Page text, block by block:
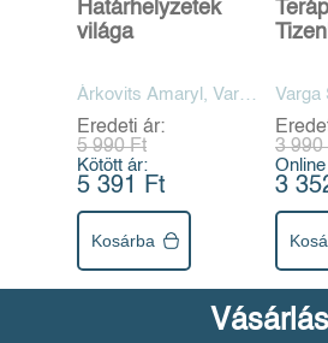
Határhelyzetek
világa
Árkovits Amaryl, Varga
S. Katalin
Eredeti ár:
5 990 Ft
Kötött ár:
5 391 Ft
Kosárba
Varga
3 990
3
Vásárlás